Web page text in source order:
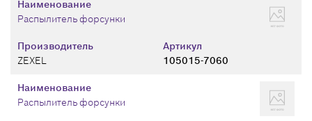
Производитель
ZEXEL
Артикул
105015-7060
Наименование
Распылитель форсунки
Наименование
Распылитель форсунки